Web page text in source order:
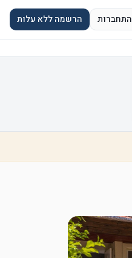
התחברות הרשמה ללא עלות